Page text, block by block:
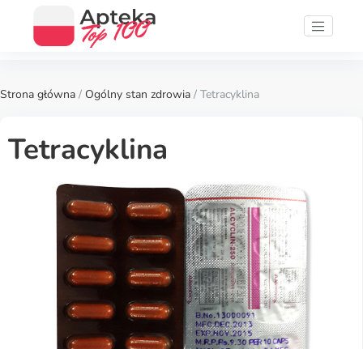
Strona główna / Ogólny stan zdrowia / Tetracyklina
Tetracyklina